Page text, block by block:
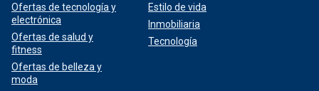
Ofertas de tecnología y
electrónica
Ofertas de salud y
fitness
Ofertas de belleza y
moda
Estilo de vida
Inmobiliaria
Tecnología